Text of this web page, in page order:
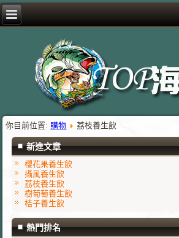
你目前位置: 購物 荔枝養生飲
新進文章
櫻花果養生飲
攝風養生飲
荔枝養生飲
樹葡萄養生飲
桔子養生飲
熱門排名